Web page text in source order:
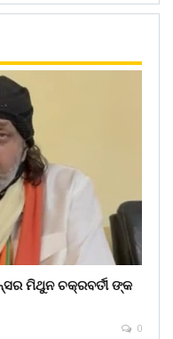
ମିଥୁନ ଚକ୍ରବର୍ତୀ ଙ୍କ
0